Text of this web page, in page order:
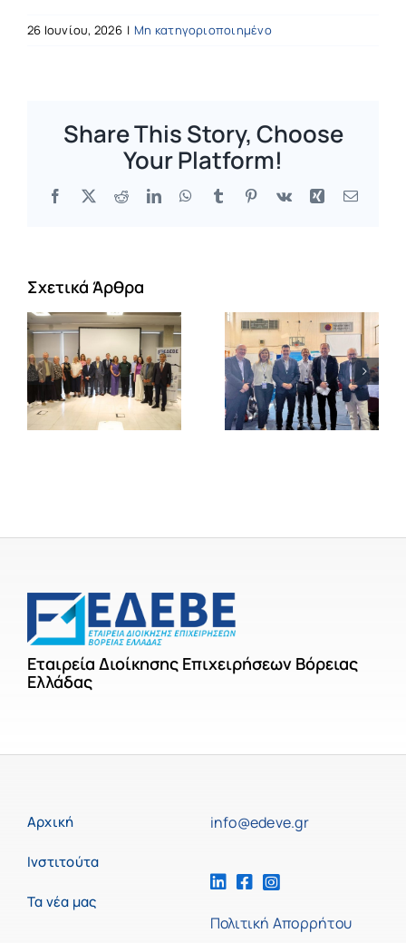
26 Ιουνίου, 2026 | Μη κατηγοριοποιημένο
Share This Story, Choose
Your Platform!
Facebook
X RedditLinkedInWhatsApp
Tumblr Pinterest
Vk Xing Email
Σχετικά Άρθρα
Εταιρεία Διοίκησης Επιχειρήσεων Βόρειας
Ελλάδας
Αρχική
Ινστιτούτα
Τα νέα μας
info@edeve.gr
Πολιτική Απορρήτου